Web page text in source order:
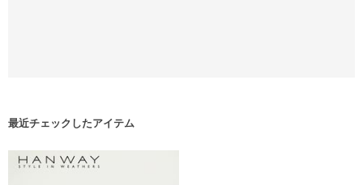
最近チェックしたアイテム